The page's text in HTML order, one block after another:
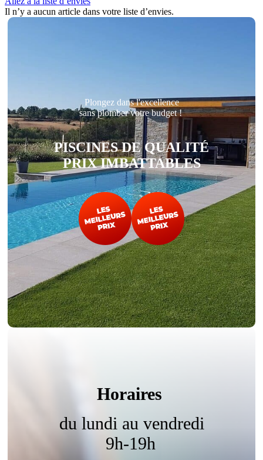
Il n’y a aucun article dans votre liste d’envies.
Plongez dans l'excellence
sans plomber votre budget !
PISCINES DE QUALITÉ
PRIX IMBATTABLES
Horaires
du lundi au vendredi
9h-19h